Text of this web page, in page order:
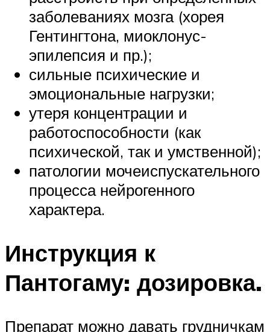
заболеваниях мозга (хорея
Гентингтона, миоклонус-
эпилепсия и пр.);
сильные психические и
эмоциональные нагрузки;
утеря концентрации и
работоспособности (как
психической, так и умственной);
патологии мочеиспускательного
процесса нейрогенного
характера.
Инструкция к
Пантогаму: дозировка.
Препарат можно давать грудничкам